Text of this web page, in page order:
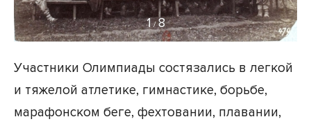
1/8
Участники Олимпиады состязались в легкой
и тяжелой атлетике, гимнастике, борьбе,
марафонском беге, фехтовании, плавании,